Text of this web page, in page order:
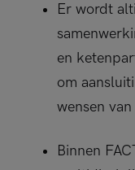
Er wordt
en
om
wensen
Binnen